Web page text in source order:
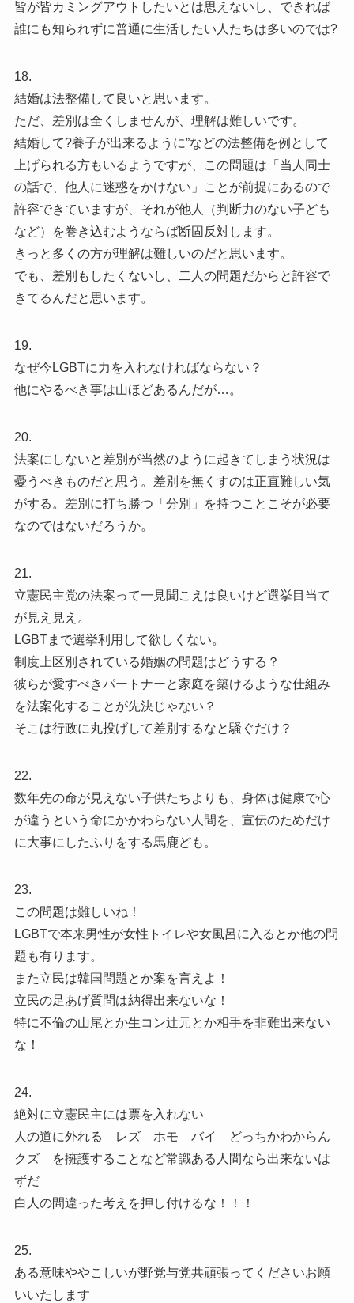
皆が皆カミングアウトしたいとは思えないし、できれば
誰にも知られずに普通に生活したい人たちは多いのでは?
18.
結婚は法整備して良いと思います。
ただ、差別は全くしませんが、理解は難しいです。
結婚して?養子が出来るように”などの法整備を例として
上げられる方もいるようですが、この問題は「当人同士
の話で、他人に迷惑をかけない」ことが前提にあるので
許容できていますが、それが他人（判断力のない子ども
など）を巻き込むようならば断固反対します。
きっと多くの方が理解は難しいのだと思います。
でも、差別もしたくないし、二人の問題だからと許容で
きてるんだと思います。
19.
なぜ今LGBTに力を入れなければならない？
他にやるべき事は山ほどあるんだが…。
20.
法案にしないと差別が当然のように起きてしまう状況は
憂うべきものだと思う。差別を無くすのは正直難しい気
がする。差別に打ち勝つ「分別」を持つことこそが必要
なのではないだろうか。
21.
立憲民主党の法案って一見聞こえは良いけど選挙目当て
が見え見え。
LGBTまで選挙利用して欲しくない。
制度上区別されている婚姻の問題はどうする？
彼らが愛すべきパートナーと家庭を築けるような仕組み
を法案化することが先決じゃない？
そこは行政に丸投げして差別するなと騒ぐだけ？
22.
数年先の命が見えない子供たちよりも、身体は健康で心
が違うという命にかかわらない人間を、宣伝のためだけ
に大事にしたふりをする馬鹿ども。
23.
この問題は難しいね！
LGBTで本来男性が女性トイレや女風呂に入るとか他の問
題も有ります。
また立民は韓国問題とか案を言えよ！
立民の足あげ質問は納得出来ないな！
特に不倫の山尾とか生コン辻元とか相手を非難出来ない
な！
24.
絶対に立憲民主には票を入れない
人の道に外れる レズ ホモ バイ どっちかわからん
クズ を擁護することなど常識ある人間なら出来ないは
ずだ
白人の間違った考えを押し付けるな！！！
25.
ある意味ややこしいが野党与党共頑張ってくださいお願
いいたします